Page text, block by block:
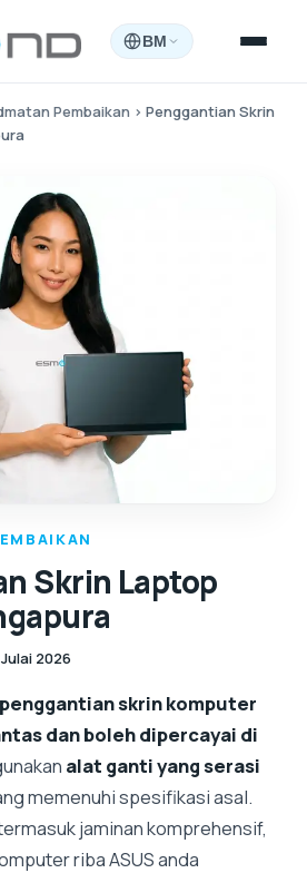
BM
Pembaikan › Penggantian Skrin
Skrin Laptop
2026
penggantian skrin komputer
dan boleh dipercayai di
alat ganti yang serasi
memenuhi spesifikasi asal.
jaminan komprehensif,
riba ASUS anda